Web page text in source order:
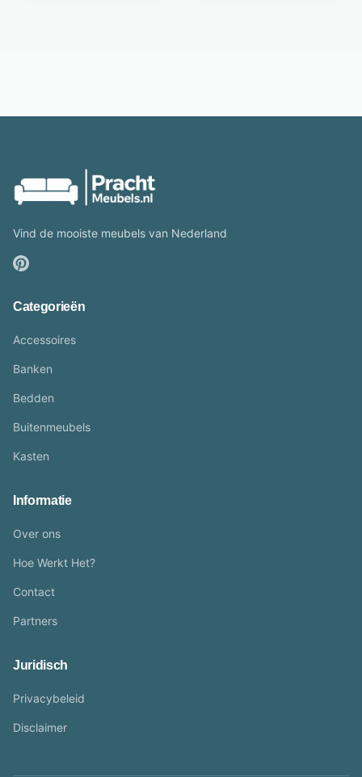
Vind de mooiste meubels van Nederland
Categorieën
Accessoires
Banken
Bedden
Buitenmeubels
Kasten
Informatie
Over ons
Hoe Werkt Het?
Contact
Partners
Juridisch
Privacybeleid
Disclaimer